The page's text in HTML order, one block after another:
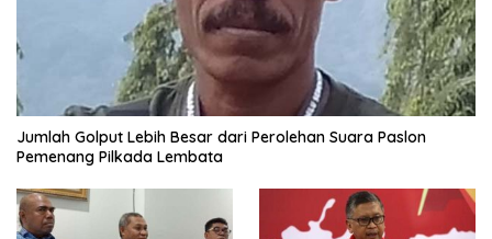
Jumlah Golput Lebih Besar dari Perolehan Suara Paslon
Pemenang Pilkada Lembata